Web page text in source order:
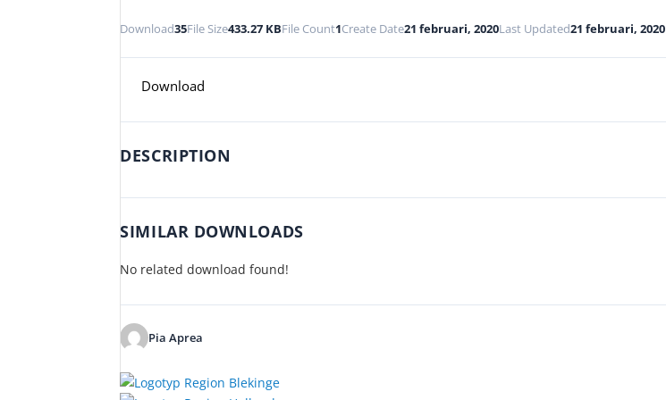
Download35File Size433.27 KBFile Count1Create Date21 februari, 2020Last Updated21 februari, 2020
Download
DESCRIPTION
SIMILAR DOWNLOADS
No related download found!
Pia Aprea